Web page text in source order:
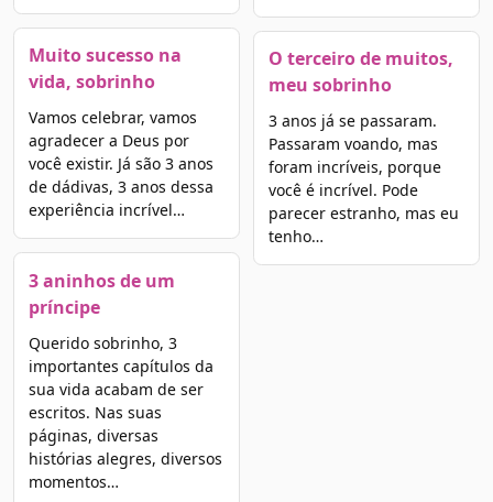
Muito sucesso na
vida, sobrinho
Vamos celebrar, vamos
agradecer a Deus por
você existir. Já são 3 anos
de dádivas, 3 anos dessa
experiência incrível…
3 aninhos de um
príncipe
Querido sobrinho, 3
importantes capítulos da
sua vida acabam de ser
escritos. Nas suas
páginas, diversas
histórias alegres, diversos
momentos…
O terceiro de muitos,
meu sobrinho
3 anos já se passaram.
Passaram voando, mas
foram incríveis, porque
você é incrível. Pode
parecer estranho, mas eu
tenho…